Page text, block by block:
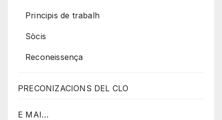
Principis de trabalh
Sòcis
Reconeissença
PRECONIZACIONS DEL CLO
E MAI…